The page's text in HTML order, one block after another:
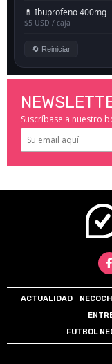
Suscríbase a nuestro
ACTUALIDAD
FUTBOL